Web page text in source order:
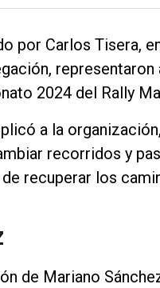
por Carlos Tisera,
2024 del Rally
a la
recorridos y
recuperar los
de Mariano